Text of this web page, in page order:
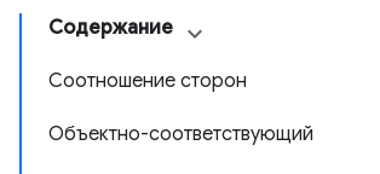
Содержание
Соотношение сторон
Объектно-соответствующий